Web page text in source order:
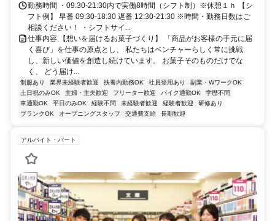
勤務時間 ・09:30-21:30内で実働8時間（シフト制）※休憩１ｈ 【シ
フト例】 早番 09:30-18:30 遅番 12:30-21:30 ※時間・勤務日数はご
相談ください！ ・シフトサイ...
仕事内容 【想いを届けるお菓子づくり】 「商品がお客様の手元に届
く喜び」を仕事の原点とし、 私たちはベンチャーらしく常に挑戦
し、新しい価値を創造し続けています。 お菓子そのものだけでな
く、 どう届け...
制服あり 業界未経験者歓迎 扶養内勤務OK 社員登用あり
副業・WワークOK
土日祝のみOK
主婦・主夫歓迎 フリーター歓迎 バイク通勤OK
学歴不問
車通勤OK
平日のみOK 経験不問 未経験者歓迎 経験者歓迎
研修あり
ブランクOK
オープニングスタッフ 交通費支給 長期歓迎
アルバイト・パート